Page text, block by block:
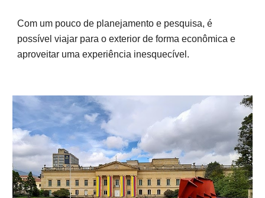
Com um pouco de planejamento e pesquisa, é
possível viajar para o exterior de forma econômica e
aproveitar uma experiência inesquecível.